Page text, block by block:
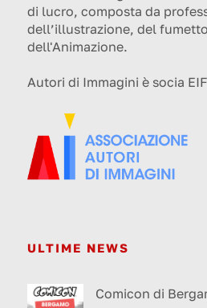
di lucro, composta da
dell’illustrazione, del
dell'Animazione.
Autori di Immagini è socia
ULTIME NEWS
Comicon di